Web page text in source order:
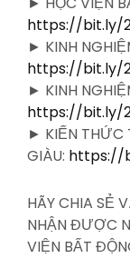
https://bit.ly/
► KINH
https://bit.ly/
► KINH
https://bit.ly/
► KIẾN THỨC
GIÀU: https://
HÃY CHIA SẺ
NHẬN ĐƯỢC
VIỆN BẤT